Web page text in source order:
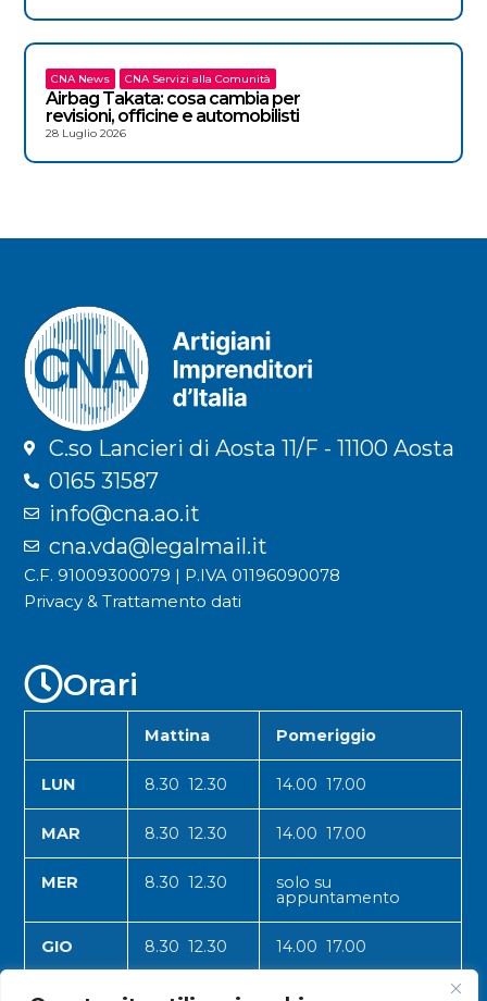
CNA News CNA Servizi alla Comunità
Airbag Takata: cosa cambia per
revisioni, officine e automobilisti
28 Luglio 2026
C.so Lancieri di Aosta 11/F - 11100 Aosta
0165 31587
info@cna.ao.it
cna.vda@legalmail.it
C.F. 91009300079 | P.IVA 01196090078
Privacy & Trattamento dati
Orari
Mattina Pomeriggio
LUN 8.30 12.30 14.00 17.00
MAR 8.30 12.30 14.00 17.00
MER 8.30 12.30 solo su
appuntamento
GIO 8.30 12.30 14.00 17.00
VEN 8.30 12.30 14.00 17.00